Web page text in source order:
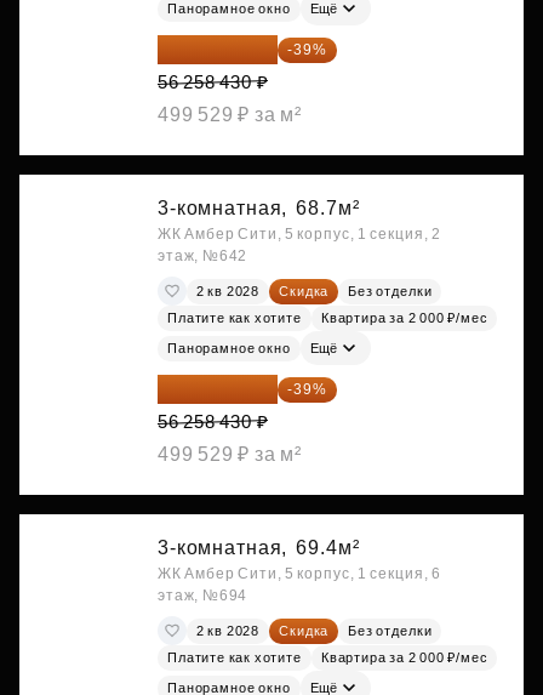
Панорамное окно Ещё
34 317 642 ₽ -39%
56 258 430 ₽
499 529 ₽ за м²
3-комнатная, 68.7м²
ЖК Амбер Сити, 5 корпус, 1 секция, 2
этаж, №642
2 кв 2028 Скидка
Без отделки
Платите как хотите
Квартира за 2 000 ₽/мес
Панорамное окно Ещё
34 317 642 ₽ -39%
56 258 430 ₽
499 529 ₽ за м²
3-комнатная, 69.4м²
ЖК Амбер Сити, 5 корпус, 1 секция, 6
этаж, №694
2 кв 2028 Скидка
Без отделки
Платите как хотите
Квартира за 2 000 ₽/мес
Панорамное окно Ещё